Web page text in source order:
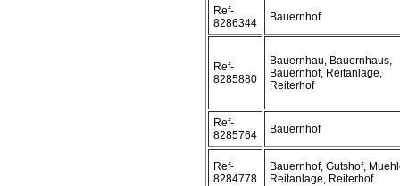
Ref-
8286344
Bauernhof
Ref-
8285880
Bauernhau, Bauernhaus,
Bauernhof, Reitanlage,
Reiterhof
Ref-
8285764
Bauernhof
Ref-
8284778
Bauernhof, Gutshof,
Reitanlage, Reiterhof